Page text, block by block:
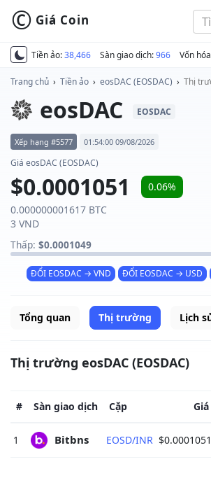
Tiền ảo:38,466 Sàn giao dịch:966 Vốn
© Giá Coin
Trang chủ › Tiền ảo › eosDAC (EOSDAC) › Thị
eosDAC EOSDAC
Xếp hạng #5577 01:54:00 09/08/2026
Giá eosDAC (EOSDAC)
$0.0001051
0.06%
0.000000001617 BTC
3 VND
Thấp: $0.0001049
ĐỔI EOSDAC → VND ĐỔI EOSDAC → USD
Tổng quan Thị trường Lịch
Thị trường eosDAC (EOSDAC)
# Sàn giao dịch Cặp Giá
1 Bitbns EOSD/INR $0.0001051